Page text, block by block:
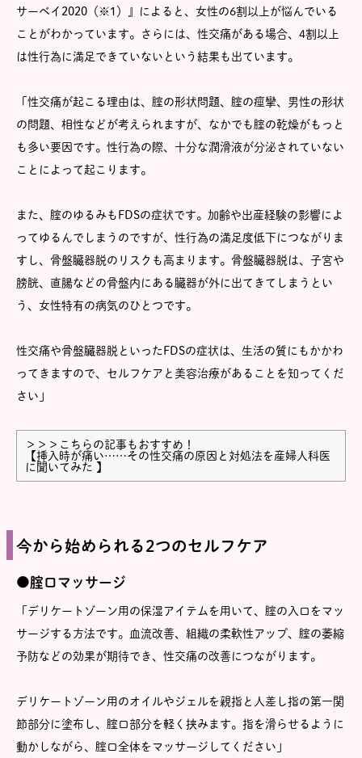
サーベイ2020（※1）』によると、女性の6割以上が悩んでいる
ことがわかっています。さらには、性交痛がある場合、4割以上
は性行為に満足できていないという結果も出ています。
「性交痛が起こる理由は、腟の形状問題、腟の痙攣、男性の形状
の問題、相性などが考えられますが、なかでも腟の乾燥がもっと
も多い要因です。性行為の際、十分な潤滑液が分泌されていない
ことによって起こります。
また、腟のゆるみもFDSの症状です。加齢や出産経験の影響によ
ってゆるんでしまうのですが、性行為の満足度低下につながりま
すし、骨盤臓器脱のリスクも高まります。骨盤臓器脱は、子宮や
膀胱、直腸などの骨盤内にある臓器が外に出てきてしまうとい
う、女性特有の病気のひとつです。
性交痛や骨盤臓器脱といったFDSの症状は、生活の質にもかかわ
ってきますので、セルフケアと美容治療があることを知ってくだ
さい」
＞＞＞こちらの記事もおすすめ！
【挿入時が痛い……その性交痛の原因と対処法を産婦人科医
に聞いてみた 】
今から始められる2つのセルフケア
●腟口マッサージ
「デリケートゾーン用の保湿アイテムを用いて、腟の入口をマッ
サージする方法です。血流改善、組織の柔軟性アップ、腟の萎縮
予防などの効果が期待でき、性交痛の改善につながります。
デリケートゾーン用のオイルやジェルを親指と人差し指の第一関
節部分に塗布し、腟口部分を軽く挟みます。指を滑らせるように
動かしながら、腟口全体をマッサージしてください」